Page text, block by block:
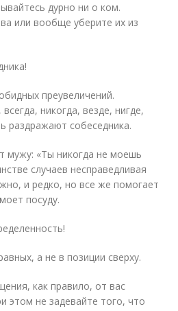
дурно ни о ком.
или вообще уберите их из
преувеличений.
никогда, везде, нигде,
раздражают собеседника.
мужу: «Ты никогда не моешь
случаев несправедливая
и редко, но все же помогает
посуду.
а не в позиции сверху.
как правило, от вас
этом не задевайте того, что